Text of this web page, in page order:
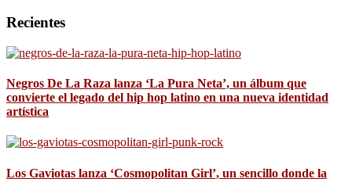
Recientes
Negros De La Raza lanza ‘La Pura Neta’, un álbum que
convierte el legado del hip hop latino en una nueva identidad
artística
Los Gaviotas lanza ‘Cosmopolitan Girl’, un sencillo donde la